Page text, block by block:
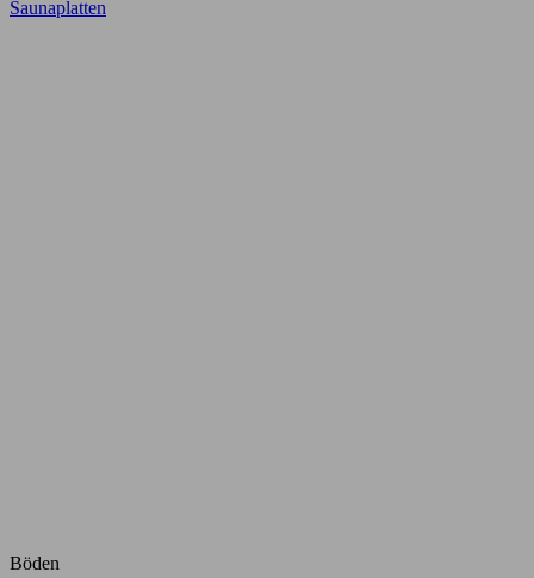
Saunaplatten
Böden